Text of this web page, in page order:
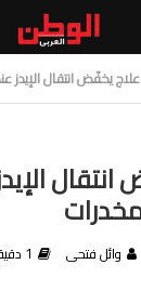
علاج يخفّض انتقال الإيدز
وائل فتحى 1 دقيقة